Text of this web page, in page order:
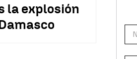
la explosión